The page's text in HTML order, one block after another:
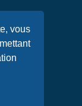
vous